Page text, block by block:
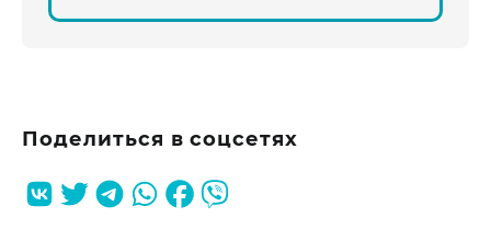
Поделиться в соцсетях